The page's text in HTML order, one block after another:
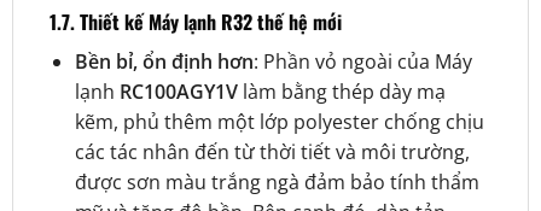
1.7. Thiết kế Máy lạnh R32 thế hệ mới
Bền bỉ, ổn định hơn: Phần vỏ ngoài của Máy
lạnh RC100AGY1Vlàm bằng thép dày mạ
kẽm, phủ thêm một lớp polyester chống chịu
các tác nhân đến từ thời tiết và môi trường,
được sơn màu trắng ngà đảm bảo tính thẩm